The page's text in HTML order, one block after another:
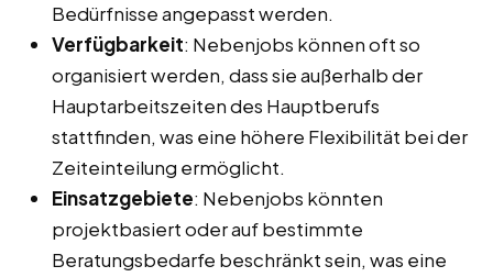
Bedürfnisse angepasst werden.
Verfügbarkeit: Nebenjobs können oft so
organisiert werden, dass sie außerhalb der
Hauptarbeitszeiten des Hauptberufs
stattfinden, was eine höhere Flexibilität bei der
Zeiteinteilung ermöglicht.
Einsatzgebiete: Nebenjobs könnten
projektbasiert oder auf bestimmte
Beratungsbedarfe beschränkt sein, was eine